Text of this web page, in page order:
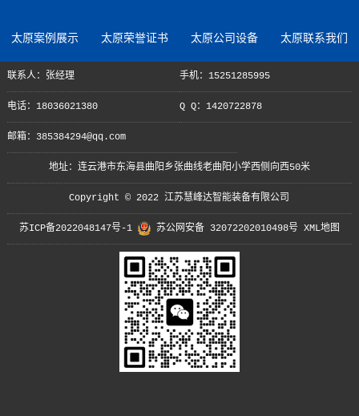
太原案例展示 太原荣誉证书 太原公司设备 太原联系我们
联系人：张经理 手机：15251285995
电话：18036021380 Q Q：1420722878
邮箱：385384294@qq.com
地址：连云港市东海县曲阳乡张曲线老曲阳小学西侧向西50米
Copyright © 2022 江苏慧峰达智能装备有限公司
苏ICP备2022048147号-1 苏公网安备 32072202010498号 XML地图